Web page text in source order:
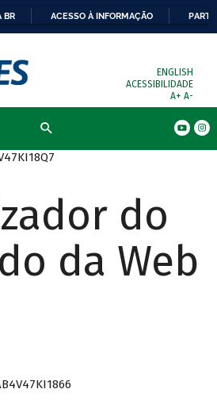
BR ACESSO À INFORMAÇÃO
ENGLISH
ACESSIBILIDADE
A+ A-
do
da Web